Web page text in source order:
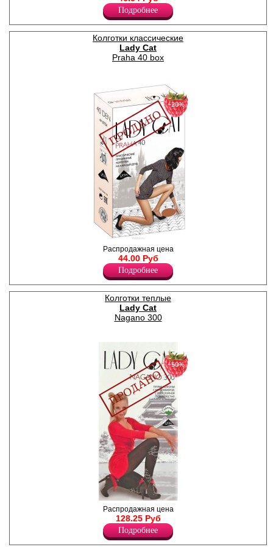
уплотненным мыском.
Плотность 20ден
Лайкра 12%
Полиамид 88%
Подробнее
Колготки классические
Lady Cat
Praha 40 box
Элегантные прозрачные
колготки с лайкрой, с
усиленным торсом и
уплотненным мыском, один
задний шов.
Плотность 40ден
Лайкра 10%
Полиамид 90%
−20%
Распродажная цена
44.00 Руб
Подробнее
Колготки теплые
Lady Cat
Nagano 300
Колготки теплые, с рисунком,
с мультифиброй, с
двухслойной поверхностью
"климат-комфорт",
идеальное сочетание
−50%
Распродажная цена
128.25 Руб
Подробнее